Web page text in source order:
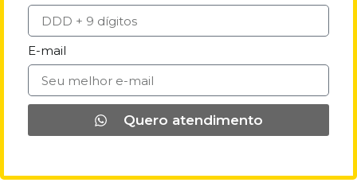
E-mail
Quero atendimento